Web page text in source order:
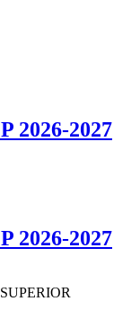
2026-2027
2026-2027